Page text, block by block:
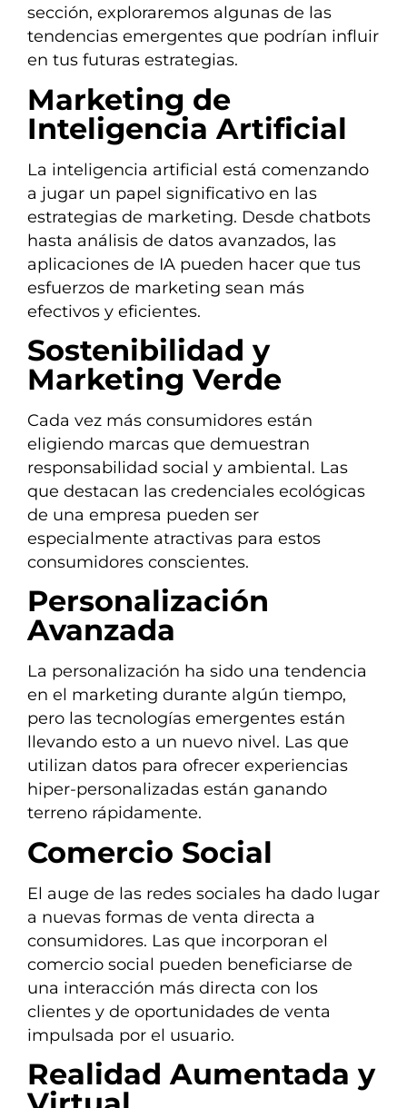
sección, exploraremos algunas de las
tendencias emergentes que podrían influir
en tus futuras estrategias.
Marketing de
Inteligencia Artificial
La inteligencia artificial está comenzando
a jugar un papel significativo en las
estrategias de marketing. Desde chatbots
hasta análisis de datos avanzados, las
aplicaciones de IA pueden hacer que tus
esfuerzos de marketing sean más
efectivos y eficientes.
Sostenibilidad y
Marketing Verde
Cada vez más consumidores están
eligiendo marcas que demuestran
responsabilidad social y ambiental. Las
que destacan las credenciales ecológicas
de una empresa pueden ser
especialmente atractivas para estos
consumidores conscientes.
Personalización
Avanzada
La personalización ha sido una tendencia
en el marketing durante algún tiempo,
pero las tecnologías emergentes están
llevando esto a un nuevo nivel. Las que
utilizan datos para ofrecer experiencias
hiper-personalizadas están ganando
terreno rápidamente.
Comercio Social
El auge de las redes sociales ha dado lugar
a nuevas formas de venta directa a
consumidores. Las que incorporan el
comercio social pueden beneficiarse de
una interacción más directa con los
clientes y de oportunidades de venta
impulsada por el usuario.
Realidad Aumentada y